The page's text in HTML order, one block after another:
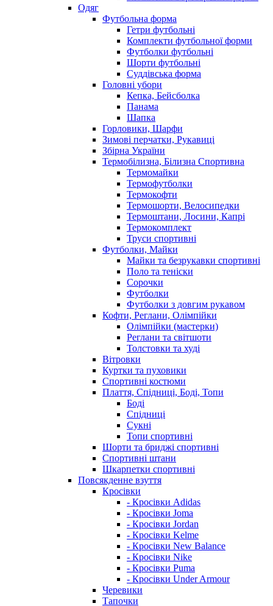
Одяг
Футбольна форма
Гетри футбольні
Комплекти футбольної форми
Футболки футбольні
Шорти футбольні
Суддівська форма
Головні убори
Кепка, Бейсболка
Панама
Шапка
Горловики, Шарфи
Зимові перчатки, Рукавиці
Збірна України
Термобілизна, Білизна Спортивна
Термомайки
Термофутболки
Термокофти
Термошорти, Велосипедки
Термоштани, Лосини, Капрі
Термокомплект
Труси спортивні
Футболки, Майки
Майки та безрукавки спортивні
Поло та теніски
Сорочки
Футболки
Футболки з довгим рукавом
Кофти, Реглани, Олімпійки
Олімпійки (мастерки)
Реглани та світшоти
Толстовки та худі
Вітровки
Куртки та пуховики
Спортивні костюми
Плаття, Спідниці, Боді, Топи
Боді
Спідниці
Сукні
Топи спортивні
Шорти та бриджі спортивні
Спортивні штани
Шкарпетки спортивні
Повсякденне взуття
Кросівки
- Кросівки Adidas
- Кросівки Joma
- Кросівки Jordan
- Кросівки Kelme
- Кросівки New Balance
- Кросівки Nike
- Кросівки Puma
- Кросівки Under Armour
Черевики
Тапочки